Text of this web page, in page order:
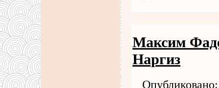
Максим
Наргиз